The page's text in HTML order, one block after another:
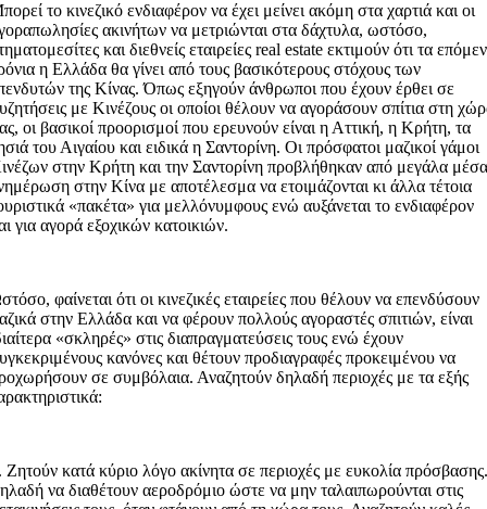
το κινεζικό ενδιαφέρον να έχει μείνει ακόμη στα χαρτιά και οι
ακινήτων να μετριώνται στα δάχτυλα, ωστόσο,
και διεθνείς εταιρείες real estate εκτιμούν ότι τα
η Ελλάδα θα γίνει από τους βασικότερους στόχους των
της Κίνας. Όπως εξηγούν άνθρωποι που έχουν έρθει σε
με Κινέζους οι οποίοι θέλουν να αγοράσουν σπίτια στη
οι βασικοί προορισμοί που ερευνούν είναι η Αττική, η Κρήτη, τα
του Αιγαίου και ειδικά η Σαντορίνη. Οι πρόσφατοι μαζικοί γάμοι
στην Κρήτη και την Σαντορίνη προβλήθηκαν από μεγάλα
στην Κίνα με αποτέλεσμα να ετοιμάζονται κι άλλα τέτοια
«πακέτα» για μελλόνυμφους ενώ αυξάνεται το ενδιαφέρον
για αγορά εξοχικών κατοικιών.
φαίνεται ότι οι κινεζικές εταιρείες που θέλουν να επενδύσουν
στην Ελλάδα και να φέρουν πολλούς αγοραστές σπιτιών, είναι
«σκληρές» στις διαπραγματεύσεις τους ενώ έχουν
κανόνες και θέτουν προδιαγραφές προκειμένου να
σε συμβόλαια. Αναζητούν δηλαδή περιοχές με τα εξής
Ζητούν κατά κύριο λόγο ακίνητα σε περιοχές με ευκολία
να διαθέτουν αεροδρόμιο ώστε να μην ταλαιπωρούνται στις